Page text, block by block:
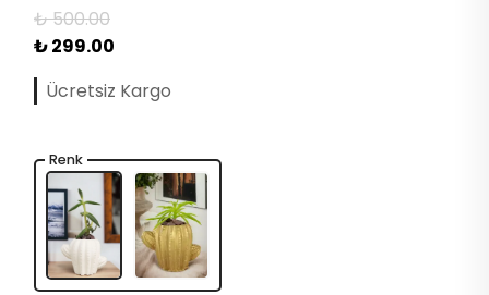
₺ 500.00
₺ 299.00
Ücretsiz Kargo
Renk